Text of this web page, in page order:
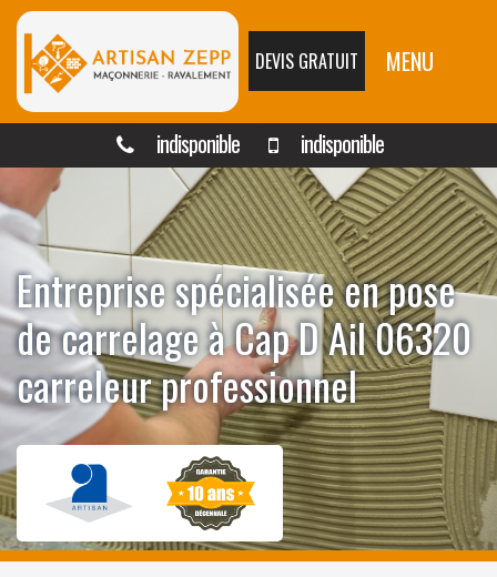
DEVIS GRATUIT MENU
indisponible indisponible
Entreprise spécialisée en pose
de carrelage à Cap D Ail 06320
carreleur professionnel